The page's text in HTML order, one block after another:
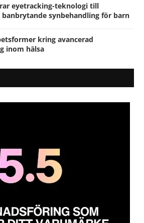
eyetracking-teknologi till
banbrytande synbehandling för barn
kring avancerad
inom hälsa